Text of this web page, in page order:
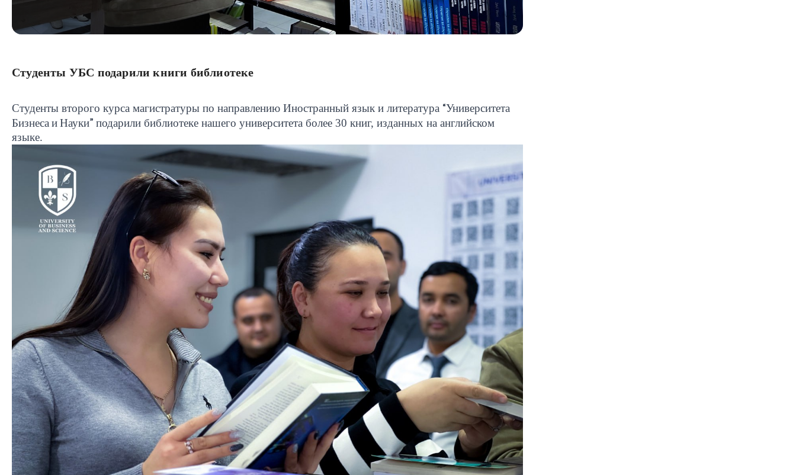
Студенты УБС подарили книги библиотеке
Студенты второго курса магистратуры по направлению Иностранный язык и литература “Университета
Бизнеса и Науки” подарили библиотеке нашего университета более 30 книг, изданных на английском
языке.